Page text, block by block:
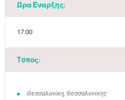
Ώρα Έναρξης:
17:00
Τόπος:
Θεσσαλονίκη, Θεσσαλονίκης